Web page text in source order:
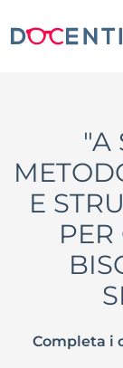
"A
E
Completa i